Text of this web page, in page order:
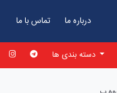
تماس با ما درباره ما